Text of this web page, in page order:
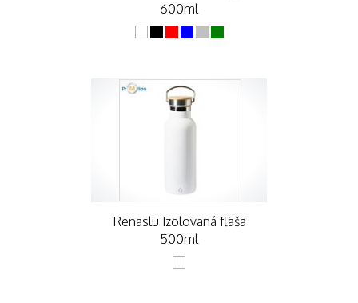
600ml
Renaslu Izolovaná fľaša
500ml